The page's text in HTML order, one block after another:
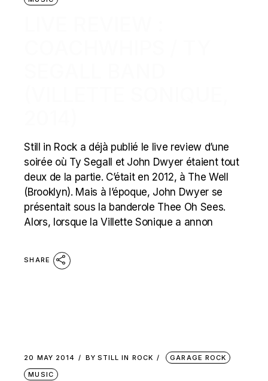
Still in Rock a déjà publié le live review d’une
soirée où Ty Segall et John Dwyer étaient tout
deux de la partie. C’était en 2012, à The Well
(Brooklyn). Mais à l’époque, John Dwyer se
présentait sous la banderole Thee Oh Sees.
Alors, lorsque la Villette Sonique a annon
SHARE
20 MAY 2014 BY STILL IN ROCK
GARAGE ROCK
MUSIC